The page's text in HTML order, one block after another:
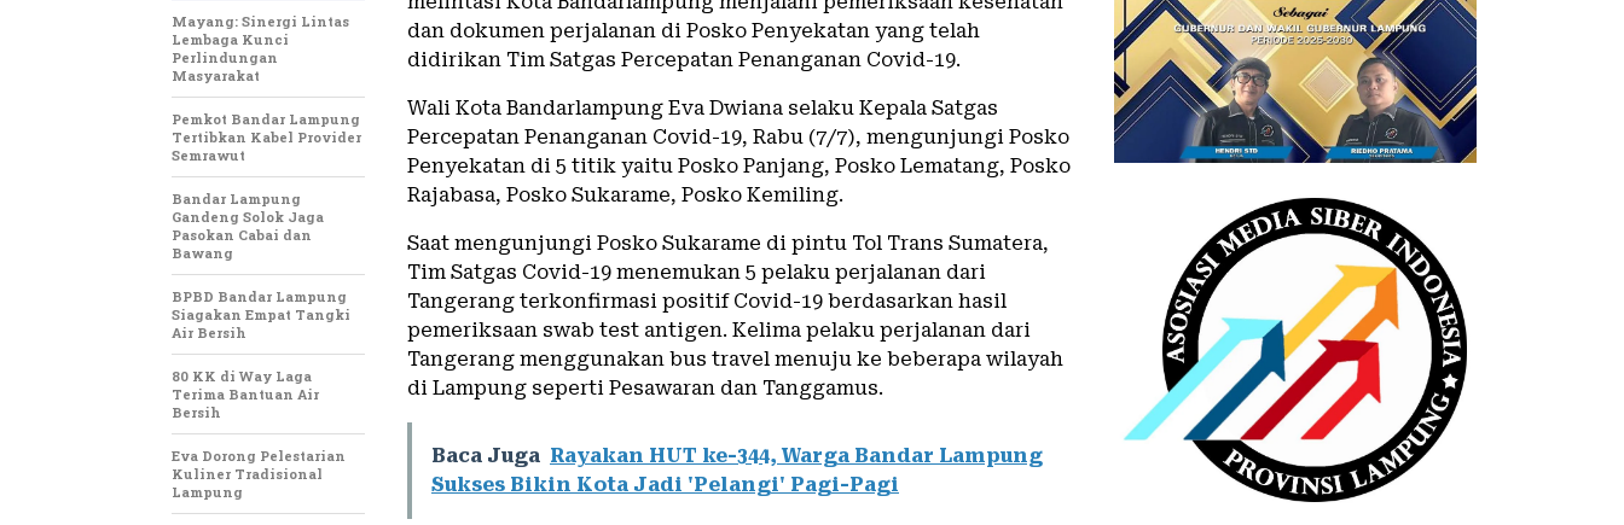
dan dokumen perjalanan di Posko Penyekatan yang telah
didirikan Tim Satgas Percepatan Penanganan Covid-19.
Wali Kota Bandarlampung Eva Dwiana selaku Kepala Satgas
Percepatan Penanganan Covid-19, Rabu (7/7), mengunjungi Posko
Penyekatan di 5 titik yaitu Posko Panjang, Posko Lematang, Posko
Rajabasa, Posko Sukarame, Posko Kemiling.
Saat mengunjungi Posko Sukarame di pintu Tol Trans Sumatera,
Tim Satgas Covid-19 menemukan 5 pelaku perjalanan dari
Tangerang terkonfirmasi positif Covid-19 berdasarkan hasil
pemeriksaan swab test antigen. Kelima pelaku perjalanan dari
Tangerang menggunakan bus travel menuju ke beberapa wilayah
di Lampung seperti Pesawaran dan Tanggamus.
Baca Juga Rayakan HUT ke-344, Warga Bandar Lampung
Sukses Bikin Kota Jadi 'Pelangi' Pagi-Pagi
Mayang: Sinergi Lintas
Lembaga Kunci
Perlindungan
Masyarakat
Pemkot Bandar Lampung
Tertibkan Kabel Provider
Semrawut
Bandar Lampung
Gandeng Solok Jaga
Pasokan Cabai dan
Bawang
BPBD Bandar Lampung
Siagakan Empat Tangki
Air Bersih
80 KK di Way Laga
Terima Bantuan Air
Bersih
Eva Dorong Pelestarian
Kuliner Tradisional
Lampung